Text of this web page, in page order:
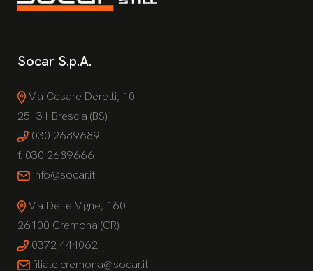
Socar S.p.A.
Via Cesare Deretti, 10
25131 Brescia (BS)
030 2689689
f. 030 2689666
info@socar.it
Via Delle Vigne, 160
26100 Cremona (CR)
0372 444062
filiale.cremona@socar.it